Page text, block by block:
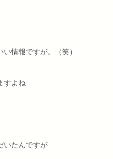
情報ですが。（笑）
すよね
いたんですが